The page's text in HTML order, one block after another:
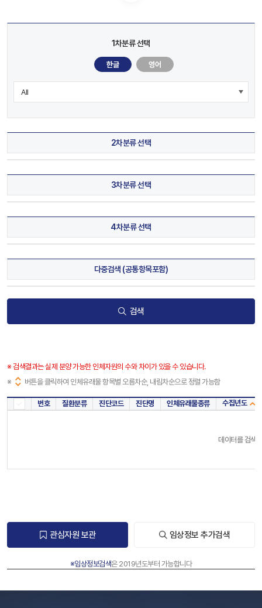
1차분류 선택
한글 영어
2차분류 선택
3차분류 선택
4차분류 선택
다중검색 (공통항목포함)
검색
※ 검색결과는 실제 분양 가능한 인체자원의 수와 차이가 있을 수 있습니다.
※
버튼을 클릭하여 인체유래물 항목별 오름차순, 내림차순으로 정렬 가능함
전체
번호 질환분류 진단코드 진단명 인체유래물종류 수집년도
데이터를 검색
관심자원 보관 임상정보 추가검색
※임상정보검색은 2019년도부터 가능합니다